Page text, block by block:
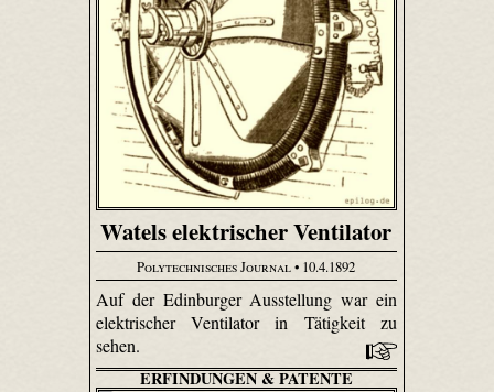
Watels elektrischer Ventilator
Polytechnisches Journal• 10.4.1892
Auf der Edinburger Ausstellung war ein
elektrischer Ventilator in Tätigkeit zu
sehen.
ERFINDUNGEN & PATENTE